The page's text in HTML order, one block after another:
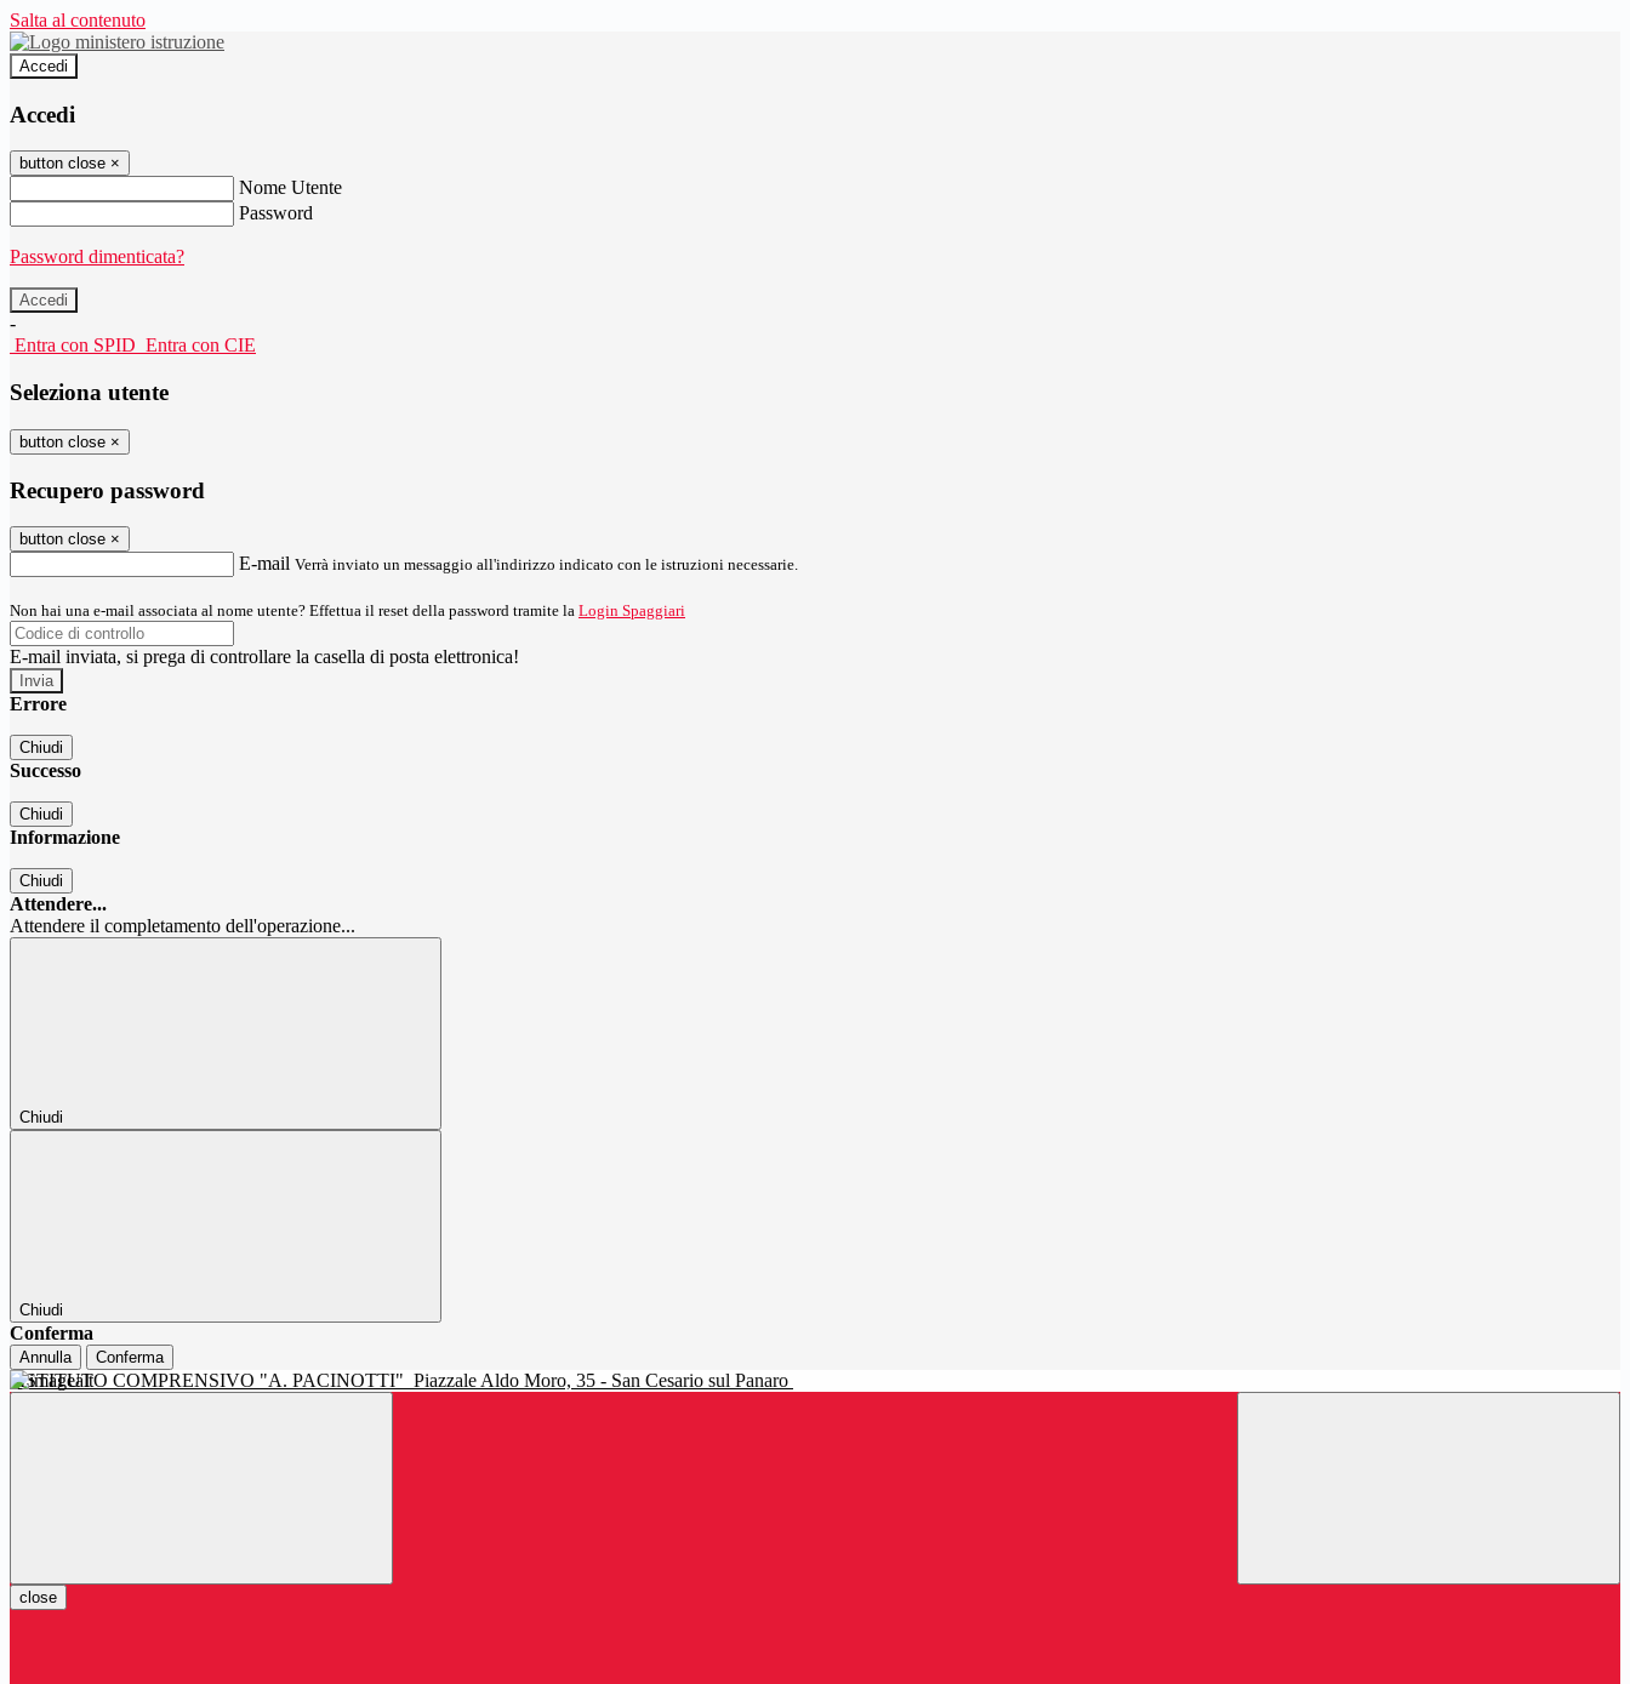
Salta al contenuto
Accedi
Accedi
button close ×
Nome Utente
Password
Password dimenticata?
-
Entra con SPID Entra con CIE
Seleziona utente
button close ×
Recupero password
button close ×
E-mail Verrà inviato un messaggio all'indirizzo indicato con le istruzioni necessarie.
Non hai una e-mail associata al nome utente? Effettua il reset della password tramite la Login Spaggiari
E-mail inviata, si prega di controllare la casella di posta elettronica!
Errore
Chiudi
Successo
Chiudi
Informazione
Chiudi
Attendere...
Attendere il completamento dell'operazione...
Chiudi
Chiudi
Conferma
Annulla Conferma
ISTITUTO COMPRENSIVO "A. PACINOTTI" Piazzale Aldo Moro, 35 - San Cesario sul Panaro
close